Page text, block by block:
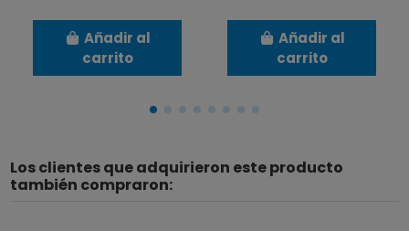
Añadir al
carrito
Añadir al
carrito
Los clientes que adquirieron este producto
también compraron: